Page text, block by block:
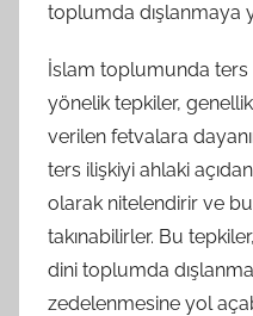
toplumda dışlanmaya
İslam toplumunda ters
yönelik tepkiler,
verilen fetvalara
ters ilişkiyi ahlaki
olarak nitelendirir ve
takınabilirler. Bu
dini toplumda
zedelenmesine yol